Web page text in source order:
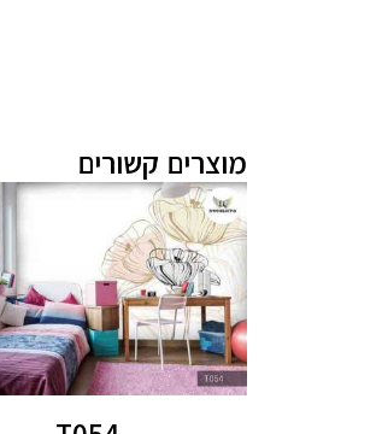
מוצרים קשורים